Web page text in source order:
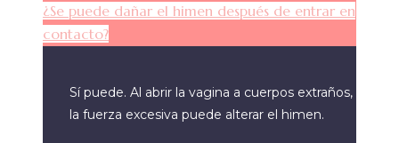
¿Se puede dañar el himen después de entrar en
contacto?
Sí puede. Al abrir la vagina a cuerpos extraños,
la fuerza excesiva puede alterar el himen.